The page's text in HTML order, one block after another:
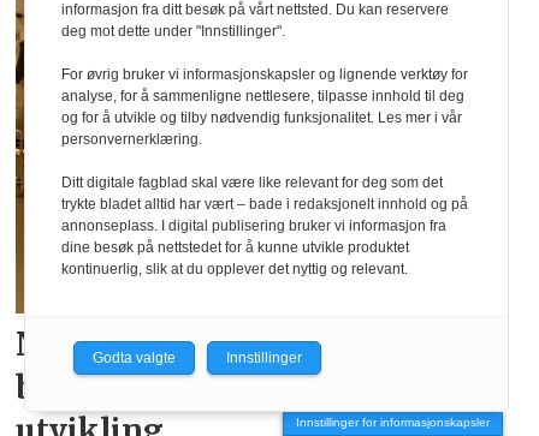
Ny inkubator skal hjelpe
bedriftermed innovasjon og
Innstillinger for informasjonskapsler
informasjon fra ditt besøk på vårt nettsted. Du kan reservere
deg mot dette under "Innstillinger".
For øvrig bruker vi informasjonskapsler og lignende verktøy for
analyse, for å sammenligne nettlesere, tilpasse innhold til deg
og for å utvikle og tilby nødvendig funksjonalitet. Les mer i vår
personvernerklæring.
Ditt digitale fagblad skal være like relevant for deg som det
trykte bladet alltid har vært – bade i redaksjonelt innhold og på
annonseplass. I digital publisering bruker vi informasjon fra
dine besøk på nettstedet for å kunne utvikle produktet
kontinuerlig, slik at du opplever det nyttig og relevant.
Godta valgte Innstillinger